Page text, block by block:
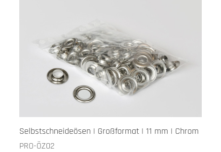
Selbstschneideösen | Großformat | 11 mm | Chrom
PRO-ÖZ02